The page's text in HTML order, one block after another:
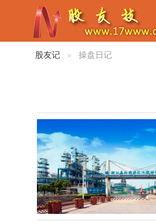
股友记 操盘日记